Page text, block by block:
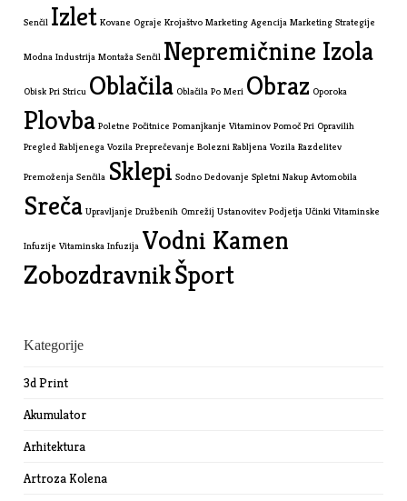
Senčil Izlet Kovane Ograje Krojaštvo Marketing Agencija Marketing Strategije
Modna Industrija Montaža Senčil Nepremičnine Izola
Obisk Pri Stricu Oblačila Oblačila Po Meri Obraz Oporoka
Plovba Poletne Počitnice Pomanjkanje Vitaminov Pomoč Pri Opravilih
Pregled Rabljenega Vozila Preprečevanje Bolezni Rabljena Vozila Razdelitev
Premoženja Senčila Sklepi Sodno Dedovanje Spletni Nakup Avtomobila
Sreča Upravljanje Družbenih Omrežij Ustanovitev Podjetja Učinki Vitaminske
Infuzije Vitaminska Infuzija Vodni Kamen
ZobozdravnikŠport
Kategorije
3d Print
Akumulator
Arhitektura
Artroza Kolena